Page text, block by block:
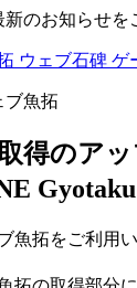
のお知らせを
ウェブ石碑 ゲ
ブ魚拓
取得のア
魚拓をご利用